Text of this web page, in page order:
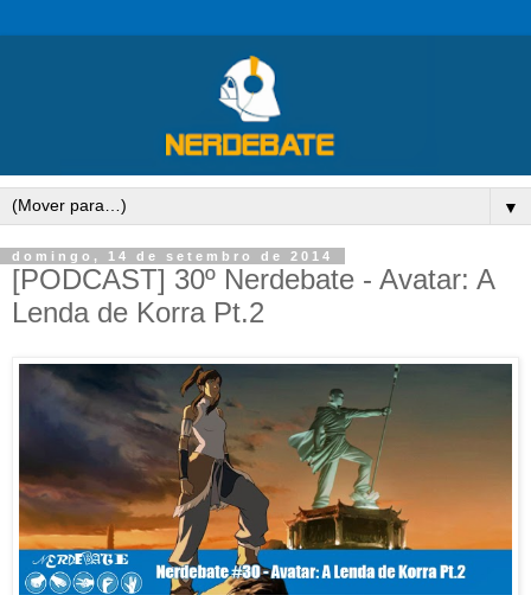
▼
domingo, 14 de setembro de 2014
[PODCAST] 30º Nerdebate - Avatar: A
Lenda de Korra Pt.2